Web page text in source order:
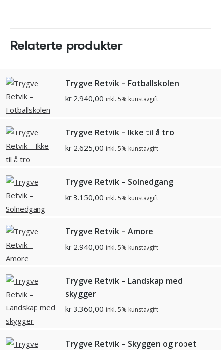
Relaterte produkter
Trygve Retvik – Fotballskolen
kr 2.940,00 inkl. 5% kunstavgift
Trygve Retvik – Ikke til å tro
kr 2.625,00 inkl. 5% kunstavgift
Trygve Retvik – Solnedgang
kr 3.150,00 inkl. 5% kunstavgift
Trygve Retvik – Amore
kr 2.940,00 inkl. 5% kunstavgift
Trygve Retvik – Landskap med
skygger
kr 3.360,00 inkl. 5% kunstavgift
Trygve Retvik – Skyggen og ropet